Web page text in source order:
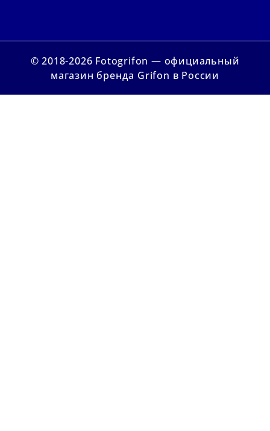
© 2018-2026 Fotogrifon — официальный
магазин бренда Grifon в России